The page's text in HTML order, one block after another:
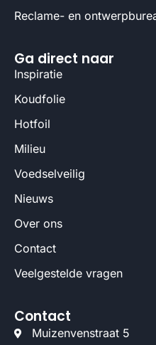
Reclame- en
Ga direct naar
Inspiratie
Koudfolie
Hotfoil
Milieu
Voedselveilig
Nieuws
Over ons
Contact
Veelgestelde vragen
Contact
Muizenvenstraat 5